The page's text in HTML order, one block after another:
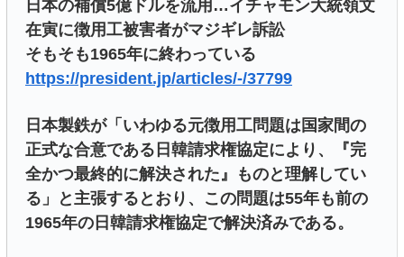
日本の補償5億ドルを流用…イチャモン大統領文
在寅に徴用工被害者がマジギレ訴訟
そもそも1965年に終わっている
https://president.jp/articles/-/37799
日本製鉄が「いわゆる元徴用工問題は国家間の
正式な合意である日韓請求権協定により、『完
全かつ最終的に解決された』ものと理解してい
る」と主張するとおり、この問題は55年も前の
1965年の日韓請求権協定で解決済みである。